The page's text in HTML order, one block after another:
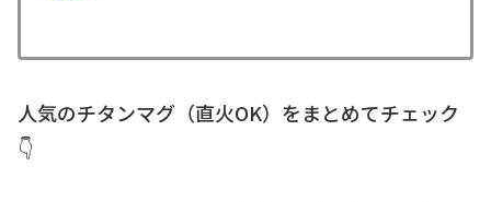
人気のチタンマグ（直火OK）をまとめてチェック
👇